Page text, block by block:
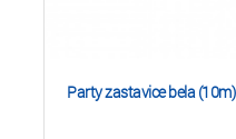
Party zastavice bela (10m)